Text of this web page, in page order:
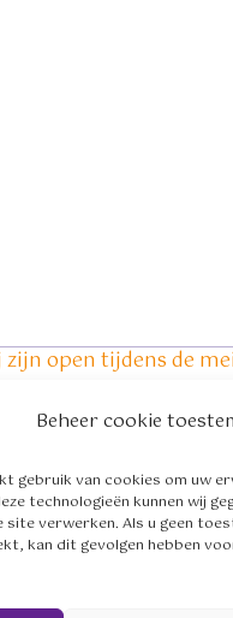
Beheer cookie
gebruik van cookies om uw
technologieën kunnen wij
site verwerken. Als u geen
kan dit gevolgen hebben
zijn open tijdens de
Volg ons op